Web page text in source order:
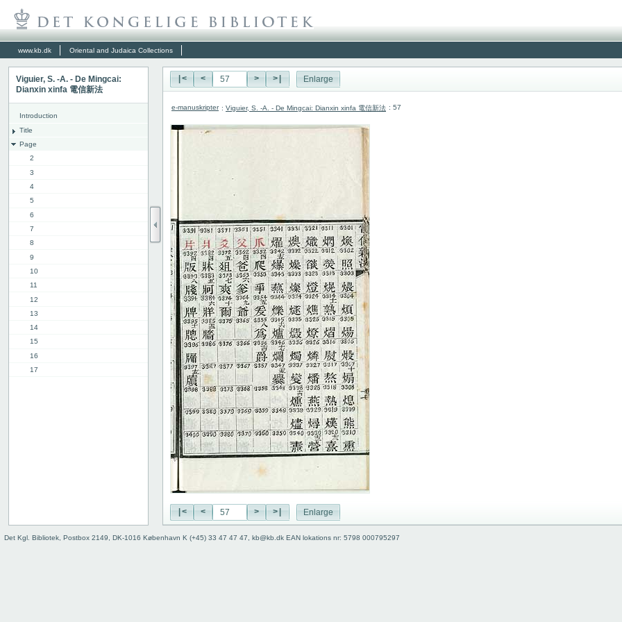
www.kb.dk Oriental and Judaica Collections
Viguier, S. -A. - De Mingcai:
Dianxin xinfa 電信新法
Introduction
Title
Page
2
3
4
5
6
7
8
9
10
11
12
13
14
15
16
17
28
29
|< < > >| Enlarge
e-manuskripter : Viguier, S. -A. - De Mingcai: Dianxin xinfa 電信新法 : 57
|< < > >| Enlarge
Det Kgl. Bibliotek, Postbox 2149, DK-1016 København K (+45) 33 47 47 47, kb@kb.dk EAN lokations nr: 5798 000795297